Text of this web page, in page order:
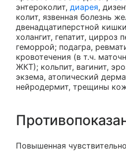
энтероколит, диарея,
колит, язвенная болезнь
двенадцатиперстной
холангит, гепатит, цирроз
геморрой; подагра,
кровотечения (в т.ч.
ЖКТ); кольпит, вагинит,
экзема, атопический
нейродермит, трещины
Повышенная